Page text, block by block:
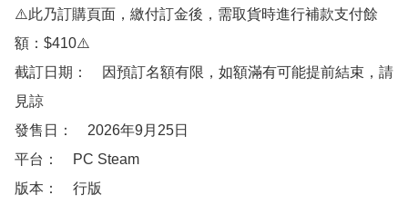
⚠️此乃訂購頁面，繳付訂金後，需取貨時進行補款支付餘
額：$410⚠️
截訂日期：　因預訂名額有限，如額滿有可能提前結束，請
見諒
發售日：　2026年9月25日
平台：　PC Steam
版本：　行版